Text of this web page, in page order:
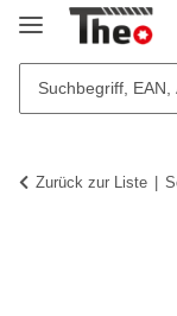
Zurück zur Liste